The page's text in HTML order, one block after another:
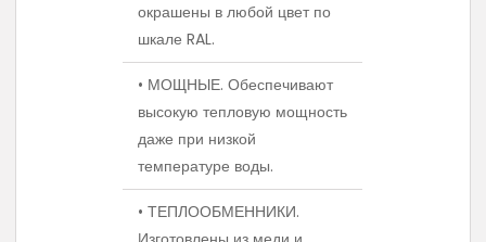
окрашены в любой цвет по
шкале RAL.
• МОЩНЫЕ. Обеспечивают
высокую тепловую мощность
даже при низкой
температуре воды.
• ТЕПЛООБМЕННИКИ.